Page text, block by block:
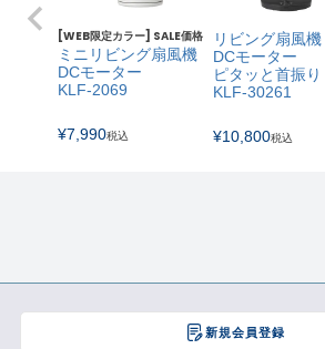
[WEB限定カラー] SALE価格
ミニリビング扇風機
DCモーター
KLF-2069
¥7,990税込
リビング扇風機
DCモーター
ピタッと首振り
KLF-30261
¥10,800税込
新規会員登録